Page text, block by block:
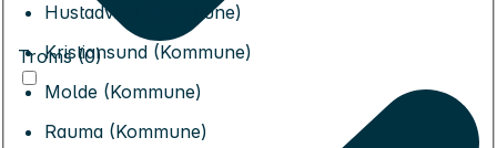
Hustadvika (Kommune)
Kristiansund (Kommune)
Molde (Kommune)
Rauma (Kommune)
Troms (0)